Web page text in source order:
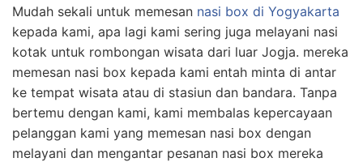
Mudah sekali untuk memesan nasi box di Yogyakarta
kepada kami, apa lagi kami sering juga melayani nasi
kotak untuk rombongan wisata dari luar Jogja. mereka
memesan nasi box kepada kami entah minta di antar
ke tempat wisata atau di stasiun dan bandara. Tanpa
bertemu dengan kami, kami membalas kepercayaan
pelanggan kami yang memesan nasi box dengan
melayani dan mengantar pesanan nasi box mereka